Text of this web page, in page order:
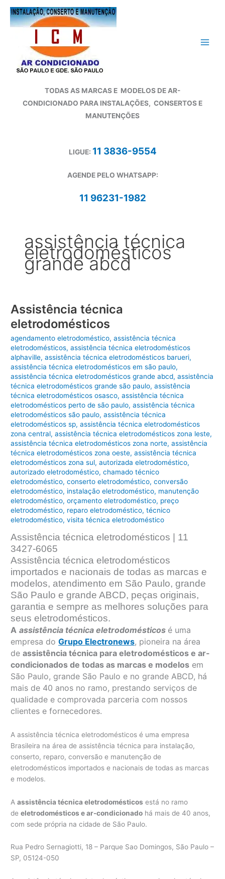
para
TODAS AS MARCAS E MODELOS DE AR-
CONDICIONADO PARA INSTALAÇÕES, CONSERTOS E
MANUTENÇÕES
LIGUE: 11 3836-9554
AGENDE PELO WHATSAPP:
11 96231-1982
assistência técnica
eletrodomésticos
grande abcd
Assistência técnica
eletrodomésticos
agendamento eletrodoméstico,assistência técnica
eletrodomésticos,assistência técnica eletrodomésticos
alphaville,assistência técnica eletrodomésticos barueri,
assistência técnica eletrodomésticos em são paulo,
assistência técnica eletrodomésticos grande abcd,assistência
técnica eletrodomésticos grande são paulo,assistência
técnica eletrodomésticos osasco,assistência técnica
eletrodomésticos perto de são paulo,assistência técnica
eletrodomésticos são paulo,assistência técnica
eletrodomésticos sp,assistência técnica eletrodomésticos
zona central,assistência técnica eletrodomésticos zona leste,
assistência técnica eletrodomésticos zona norte,assistência
técnica eletrodomésticos zona oeste,assistência técnica
eletrodomésticos zona sul,autorizada eletrodoméstico,
autorizado eletrodoméstico,chamado técnico
eletrodoméstico,conserto eletrodoméstico,conversão
eletrodoméstico, instalação eletrodoméstico, manutenção
eletrodoméstico,orçamento eletrodoméstico, preço
eletrodoméstico, reparo eletrodoméstico,técnico
eletrodoméstico,visita técnica eletrodoméstico
Assistência técnica eletrodomésticos | 11
3427-6065
Assistência técnica eletrodomésticos
importados e nacionais de todas as marcas e
modelos, atendimento em São Paulo, grande
São Paulo e grande ABCD, peças originais,
garantia e sempre as melhores soluções para
seus eletrodomésticos.
A assistência técnica eletrodomésticos é uma
empresa doGrupo Electronews, pioneira na área
deassistência técnica para eletrodomésticos e ar-
condicionados de todas as marcas e modelos em
São Paulo, grande São Paulo e no grande ABCD, há
mais de 40 anos no ramo, prestando serviços de
qualidade e comprovada parceria com nossos
clientes e fornecedores.
A assistência técnica eletrodomésticos é uma empresa
Brasileira na área de assistência técnica para instalação,
conserto, reparo, conversão e manutenção de
eletrodomésticos importados e nacionais de todas as marcas
e modelos.
Aassistência técnica eletrodomésticos está no ramo
deeletrodomésticos e ar-condicionado há mais de 40 anos,
com sede própria na cidade de São Paulo.
Rua Pedro Sernagiotti, 18 – Parque Sao Domingos, São Paulo –
SP, 05124-050